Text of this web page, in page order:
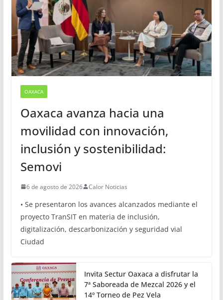
OAXACA
Oaxaca avanza hacia una
movilidad con innovación,
inclusión y sostenibilidad:
Semovi
6 de agosto de 2026 Calor Noticias
• Se presentaron los avances alcanzados mediante el
proyecto TranSIT en materia de inclusión,
digitalización, descarbonización y seguridad vial
Ciudad
Invita Sectur Oaxaca a disfrutar la
7ª Saboreada de Mezcal 2026 y el
14º Torneo de Pez Vela